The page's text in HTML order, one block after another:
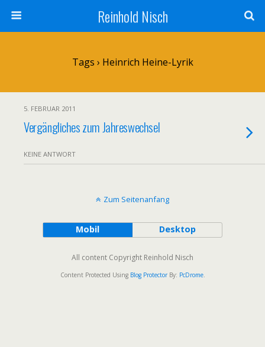
Reinhold Nisch
Tags › Heinrich Heine-Lyrik
5. FEBRUAR 2011
Vergängliches zum Jahreswechsel
KEINE ANTWORT
Zum Seitenanfang
Mobil Desktop
All content Copyright Reinhold Nisch
Content Protected Using Blog ProtectorBy: PcDrome.